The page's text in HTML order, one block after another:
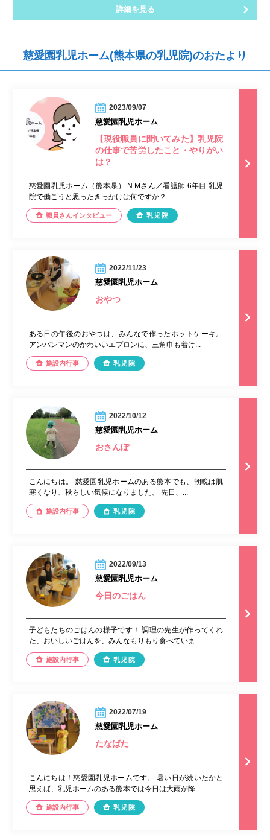
詳細を見る
慈愛園乳児ホーム(熊本県の乳児院)のおたより
2023/09/07
慈愛園乳児ホーム
【現役職員に聞いてみた】乳児院
の仕事で苦労したこと・やりがい
は？
慈愛園乳児ホーム（熊本県） N.Mさん／看護師 6年目 乳児
院で働こうと思ったきっかけは何ですか？...
職員さんインタビュー 乳児院
2022/11/23
慈愛園乳児ホーム
おやつ
ある日の午後のおやつは、みんなで作ったホットケーキ。
アンパンマンのかわいいエプロンに、三角巾も着け...
施設内行事 乳児院
2022/10/12
慈愛園乳児ホーム
おさんぽ
こんにちは。 慈愛園乳児ホームのある熊本でも、朝晩は肌
寒くなり、秋らしい気候になりました。 先日、...
施設内行事 乳児院
2022/09/13
慈愛園乳児ホーム
今日のごはん
子どもたちのごはんの様子です！ 調理の先生が作ってくれ
た、おいしいごはんを、みんなもりもり食べていま...
施設内行事 乳児院
2022/07/19
慈愛園乳児ホーム
たなばた
こんにちは！慈愛園乳児ホームです。 暑い日が続いたかと
思えば、乳児ホームのある熊本では今日は大雨が降...
施設内行事 乳児院